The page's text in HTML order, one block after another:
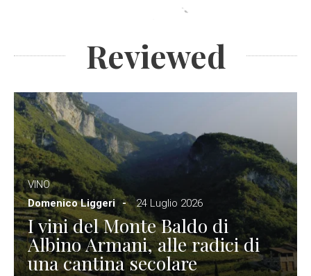
Reviewed
VINO
Domenico Liggeri
24 Luglio 2026
I vini del Monte Baldo di
Albino Armani, alle radici di
una cantina secolare